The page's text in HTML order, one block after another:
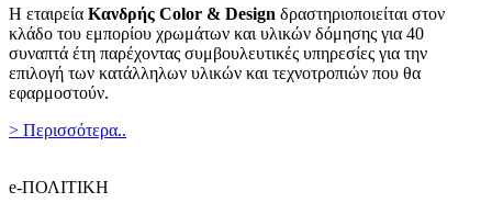
Η εταιρεία Κανδρής Color & Design δραστηριοποιείται στον
κλάδο του εμπορίου χρωμάτων και υλικών δόμησης για 40
συναπτά έτη παρέχοντας συμβουλευτικές υπηρεσίες για την
επιλογή των κατάλληλων υλικών και τεχνοτροπιών που θα
εφαρμοστούν.
> Περισσότερα..
e-ΠΟΛΙΤΙΚΗ